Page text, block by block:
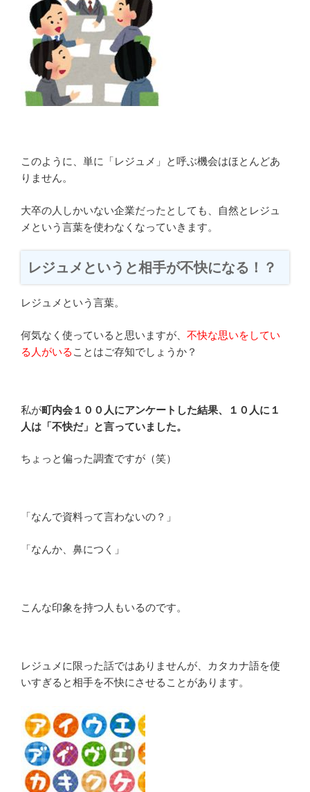
このように、単に「レジュメ」と呼ぶ機会はほとんどあ
りません。
大卒の人しかいない企業だったとしても、自然とレジュ
メという言葉を使わなくなっていきます。
レジュメというと相手が不快になる！？
レジュメという言葉。
何気なく使っていると思いますが、 不快な思いをしてい
る人がいる ことはご存知でしょうか？
私が町内会１００人にアンケートした結果、１０人に１
人は「不快だ」と言っていました。
ちょっと偏った調査ですが（笑）
「なんで資料って言わないの？」
「なんか、鼻につく」
こんな印象を持つ人もいるのです。
レジュメに限った話ではありませんが、カタカナ語を使
いすぎると相手を不快にさせることがあります。